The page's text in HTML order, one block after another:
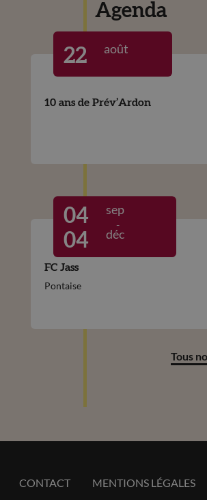
Agenda
22 août
10 ans de Prév’Ardon
04 sep
-
04 déc
FC Jass
Pontaise
Tous
CONTACT MENTIONS LÉGALES